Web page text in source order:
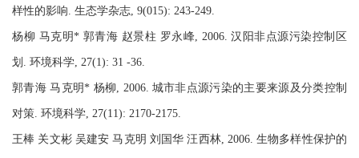
样性的影响. 生态学杂志, 9(015): 243-249.
杨柳 马克明* 郭青海 赵景柱 罗永峰, 2006. 汉阳非点源污染控制区
划. 环境科学, 27(1): 31 -36.
郭青海 马克明* 杨柳, 2006. 城市非点源污染的主要来源及分类控制
对策. 环境科学, 27(11): 2170-2175.
王棒 关文彬 吴建安 马克明 刘国华 汪西林, 2006. 生物多样性保护的